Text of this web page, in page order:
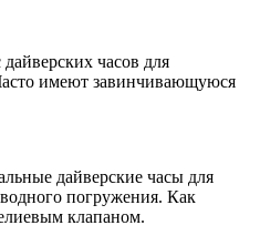
дайверских часов для
имеют завинчивающуюся
дайверские часы для
погружения. Как
клапаном.